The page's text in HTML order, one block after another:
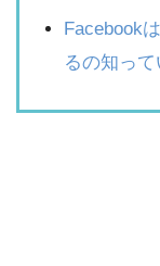
Facebook
るの知って